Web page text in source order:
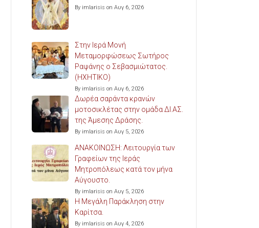
By imlarisis on Αυγ 6, 2026
Στην Ιερά Μονή
Μεταμορφώσεως Σωτήρος
Ραψάνης ο Σεβασμιώτατος.
(ΗΧΗΤΙΚΟ)
By imlarisis on Αυγ 6, 2026
Δωρέα σαράντα κρανών
μοτοσικλέτας στην ομάδα ΔΙ.ΑΣ.
της Άμεσης Δράσης.
By imlarisis on Αυγ 5, 2026
ΑΝΑΚΟΙΝΩΣΗ: Λειτουργία των
Γραφείων της Ιεράς
Μητροπόλεως κατά τον μήνα
Αύγουστο.
By imlarisis on Αυγ 5, 2026
Η Μεγάλη Παράκληση στην
Καρίτσα.
By imlarisis on Αυγ 4, 2026